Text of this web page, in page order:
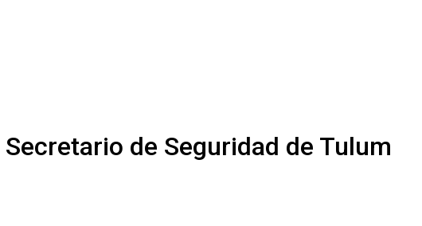
de Seguridad de Tulum